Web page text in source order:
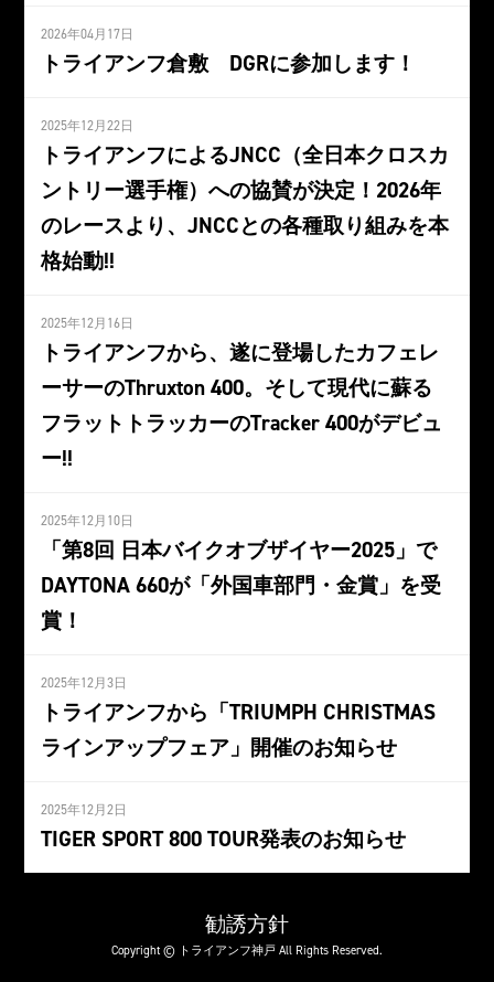
2026年04月17日
トライアンフ倉敷 DGRに参加します！
2025年12月22日
トライアンフによるJNCC（全日本クロスカ
ントリー選手権）への協賛が決定！2026年
のレースより、JNCCとの各種取り組みを本
格始動!!
2025年12月16日
トライアンフから、遂に登場したカフェレ
ーサーのThruxton 400。そして現代に蘇る
フラットトラッカーのTracker 400がデビュ
ー!!
2025年12月10日
「第8回 日本バイクオブザイヤー2025」で
DAYTONA 660が「外国車部門・金賞」を受
賞！
2025年12月3日
トライアンフから「TRIUMPH CHRISTMAS
ラインアップフェア」開催のお知らせ
2025年12月2日
TIGER SPORT 800 TOUR発表のお知らせ
勧誘方針
Copyright © トライアンフ神戸 All Rights Reserved.